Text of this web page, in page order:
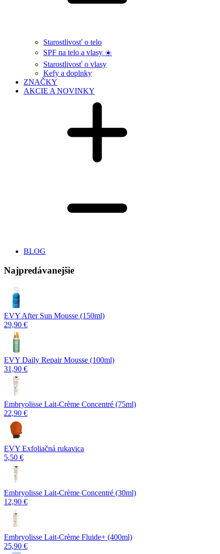
Starostlivosť o telo
SPF na telo a vlasy ☀️
Starostlivosť o vlasy
Kefy a doplnky
ZNAČKY
AKCIE A NOVINKY
BLOG
Najpredávanejšie
EVY After Sun Mousse (150ml)
29,90 €
EVY Daily Repair Mousse (100ml)
31,90 €
Embryolisse Lait-Crème Concentré (75ml)
22,90 €
EVY Exfoliačná rukavica
5,50 €
Embryolisse Lait-Crème Concentré (30ml)
12,90 €
Embryolisse Lait-Crème Fluide+ (400ml)
25,90 €